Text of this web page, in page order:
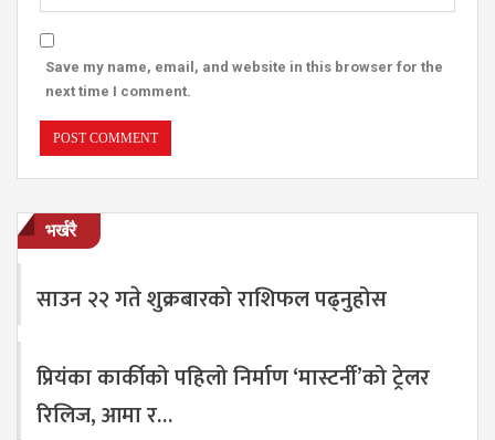
Save my name, email, and website in this browser for the
next time I comment.
भर्खरै
साउन २२ गते शुक्रबारको राशिफल पढ्नुहोस
प्रियंका कार्कीको पहिलो निर्माण ‘मास्टर्नी’को ट्रेलर
रिलिज, आमा र…